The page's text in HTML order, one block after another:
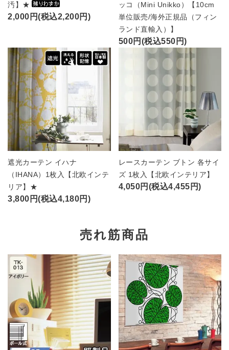
汚】★
2,000円(税込2,200円)
ッコ（Mini Unikko）【10cm
単位販売/海外正規品（フィン
ランド直輸入）】
500円(税込550円)
遮光カーテン イハナ
（IHANA）1枚入【北欧インテ
リア】★
3,800円(税込4,180円)
レースカーテン ブトン 各サイ
ズ 1枚入【北欧インテリア】
4,050円(税込4,455円)
売れ筋商品